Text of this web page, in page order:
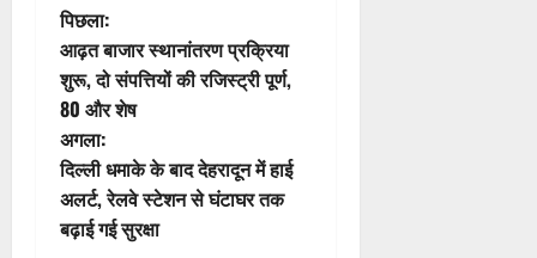
पो
स्ट
ने
वि
गे
पिछला:
आढ़त बाजार स्थानांतरण प्रक्रिया
शुरू, दो संपत्तियों की रजिस्ट्री पूर्ण,
80 और शेष
अगला:
दिल्ली धमाके के बाद देहरादून में हाई
अलर्ट, रेलवे स्टेशन से घंटाघर तक
बढ़ाई गई सुरक्षा